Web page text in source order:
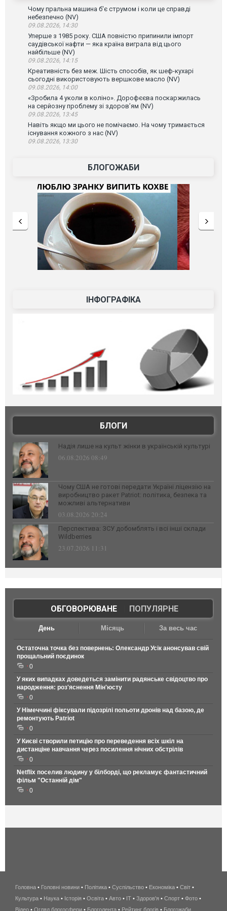
Чому пральна машина б'є струмом і коли це справді
небезпечно (NV)
09.08.2026, 14:30
Уперше з 1985 року. США повністю припинили імпорт
саудівської нафти — яка країна виграла від цього
найбільше (NV)
09.08.2026, 14:15
Креативність без меж. Шість способів, як шеф-кухарі
сьогодні використовують вершкове масло (NV)
09.08.2026, 14:00
«Зробила 4 уколи в коліно». Дорофєєва поскаржилась
на серйозну проблему зі здоров’ям (NV)
09.08.2026, 13:45
Навіть якщо ми цього не помічаємо. На чому тримається
існування кожного з нас (NV)
09.08.2026, 13:30
БЛОГОЖАБИ
ІНФОГРАФІКА
БЛОГИ
Надія лише на культ жінки в українській культурі
06.08.2026 08:49
Чому США не готові передати Україні ліцензію на
виробництво ракет Patriot: політика, безпека та
можливі альтернативи
03.08.2026 20:24
Перспектива: ЗСУ добомблять і всі інші склади
Wildberries
23.07.2026 11:31
ОБГОВОРЮВАНЕ| ПОПУЛЯРНЕ
День Місяць За весь час
Остаточна точка без повернень: Олександр Усік анонсував свій
прощальний поєдинок
0
У яких випадках доведеться замінити радянське свідоцтво про
народження: роз'яснення Мін'юсту
0
У Німеччині фіксували підозрілі польоти дронів над базою, де
ремонтують Patriot
0
У Києві створили петицію про переведення всіх шкіл на
дистанціне навчання через посилення нічних обстрілів
0
Netflix поселив людину у білборді, що рекламує фантастичний
фільм "Останній дім"
0
беспроводной
интернет
киев
Головна • Головні новини • Політика • Суспільство • Економіка • Світ •
Культура • Наука • Історія • Освіта • Авто • IT • Здоров'я • Спорт • Фото •
Відео • Огляд блогосфери • Блоголента • Рейтинг блогів • Блогожаби